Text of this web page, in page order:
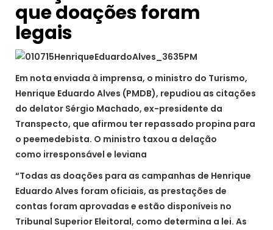
que doações foram
legais
Em nota enviada à imprensa, o ministro do Turismo,
Henrique Eduardo Alves (PMDB), repudiou as citações
do delator Sérgio Machado, ex-presidente da
Transpecto, que afirmou ter repassado propina para
o peemedebista. O ministro taxou a delação
como irresponsável e leviana
“Todas as doações para as campanhas de Henrique
Eduardo Alves foram oficiais, as prestações de
contas foram aprovadas e estão disponíveis no
Tribunal Superior Eleitoral, como determina a lei. As